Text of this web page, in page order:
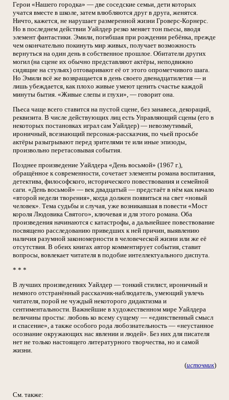
Герои «Нашего городка» — две соседские семьи, дети которых
учатся вместе в школе, затем влюбляются друг в друга, женятся.
Ничто, кажется, не нарушает размеренной жизни Гроверс-Корнерс.
Но в последнем действии Уайлдер резко меняет тон пьесы, вводя
элемент фантастики. Эмили, погибшая при рождении ребёнка, прежде
чем окончательно покинуть мир живых, получает возможность
вернуться на один день в собственное прошлое. Обитатели других
могил (на сцене их обычно представляют актёры, неподвижно
сидящие на стульях) отговаривают её от этого опрометчивого шага.
Но Эмили всё же возвращается в день своего двенадцатилетия — и
лишь убеждается, как плохо живые умеют ценить счастье каждой
минуты бытия. «Живые слепы и глухи», — говорит она.
Пьеса чаще всего ставится на пустой сцене, без занавеса, декораций,
реквизита. В числе действующих лиц есть Управляющий сцены (его в
некоторых постановках играл сам Уайлдер) — невозмутимый,
ироничный, всезнающий персонаж-рассказчик, по чьей просьбе
актёры разыгрывают перед зрителями те или иные эпизоды,
произвольно перетасовывая события.
Позднее произведение Уайлдера «День восьмой» (1967 г.),
обращённое к современности, сочетает элементы романа воспитания,
детектива, философского, исторического повествования и семейной
саги. «День восьмой» — век двадцатый — предстаёт в нём как начало
«второй недели творения», когда должен появиться на свет «новый
человек». Тема судьбы и случая, уже возникавшая в повести «Мост
короля Людовика Святого», ключевая и для этого романа. Оба
произведения начинаются с катастрофы, а дальнейшее повествование
посвящено расследованию приведших к ней причин, выявлению
наличия разумной закономерности в человеческой жизни или же её
отсутствия. В обеих книгах автор комментирует события, ставит
вопросы, вовлекает читателя в подобие интеллектуального диспута.
* * *
В лучших произведениях Уайлдер — тонкий стилист, ироничный и
немного отстранённый рассказчик-наблюдатель, умеющий увлечь
читателя, порой не чуждый некоторого дидактизма и
сентиментальности. Важнейшие в художественном мире Уайлдера
величины просты: любовь ко всему сущему — «единственный смысл
и спасение», а также особого рода любознательность — «неустанное
осознание окружающих нас явлении и людей». Без них для писателя
нет не только настоящего литературного творчества, но и самой
жизни.
(источник)
См. также: